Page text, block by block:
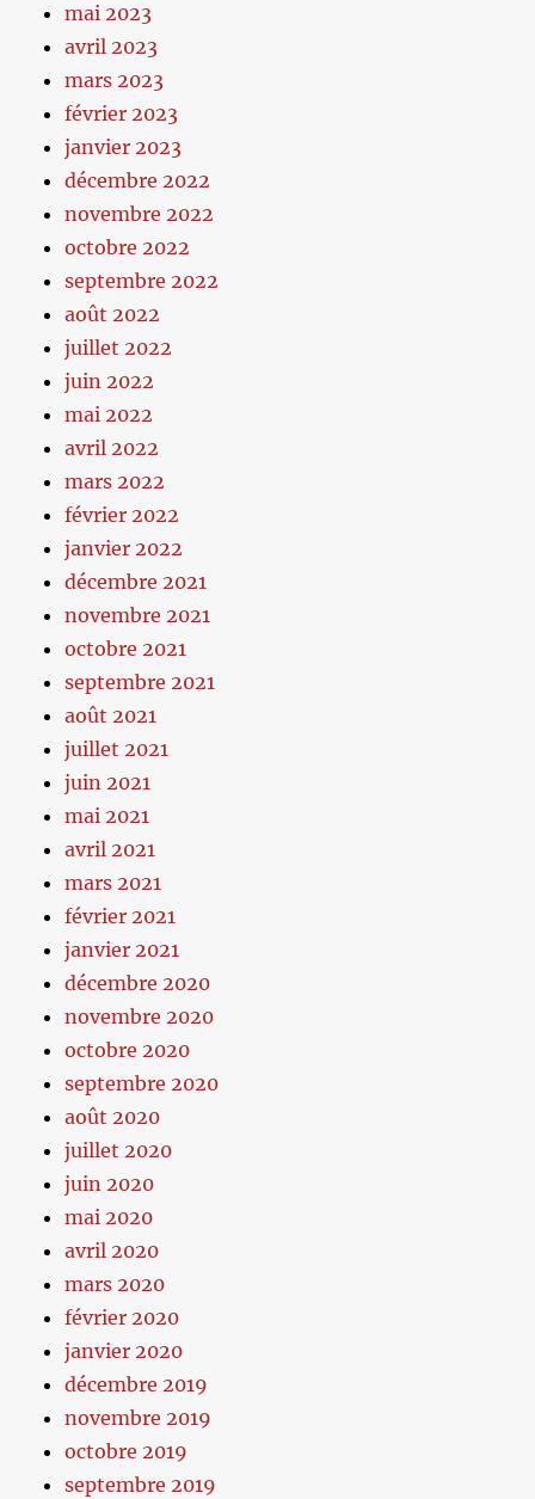
mai 2023
avril 2023
mars 2023
février 2023
janvier 2023
décembre 2022
novembre 2022
octobre 2022
septembre 2022
août 2022
juillet 2022
juin 2022
mai 2022
avril 2022
mars 2022
février 2022
janvier 2022
décembre 2021
novembre 2021
octobre 2021
septembre 2021
août 2021
juillet 2021
juin 2021
mai 2021
avril 2021
mars 2021
février 2021
janvier 2021
décembre 2020
novembre 2020
octobre 2020
septembre 2020
août 2020
juillet 2020
juin 2020
mai 2020
avril 2020
mars 2020
février 2020
janvier 2020
décembre 2019
novembre 2019
octobre 2019
septembre 2019